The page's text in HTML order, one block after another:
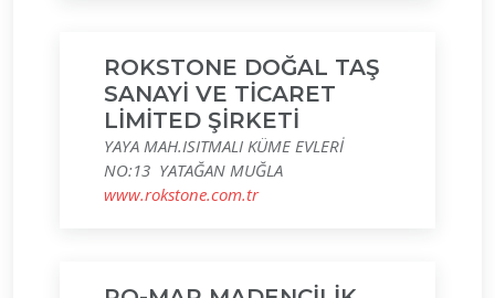
ROKSTONE DOĞAL TAŞ
SANAYİ VE TİCARET
LİMİTED ŞİRKETİ
YAYA MAH.ISITMALI KÜME EVLERİ
NO:13 YATAĞAN MUĞLA
www.rokstone.com.tr